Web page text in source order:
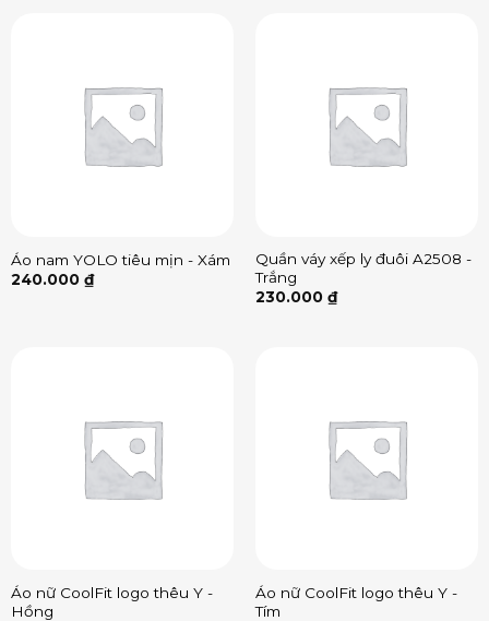
Áo nam YOLO tiêu mịn - Xám
240.000 ₫
Quần váy xếp ly đuôi A2508 -
Trắng
230.000 ₫
Áo nữ CoolFit logo thêu Y -
Hồng
Áo nữ CoolFit logo thêu Y -
Tím